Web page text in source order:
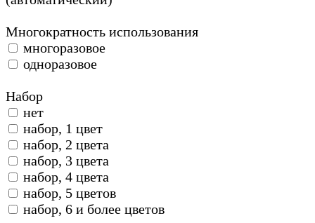
Многократность использования
многоразовое
одноразовое
Набор
нет
набор, 1 цвет
набор, 2 цвета
набор, 3 цвета
набор, 4 цвета
набор, 5 цветов
набор, 6 и более цветов